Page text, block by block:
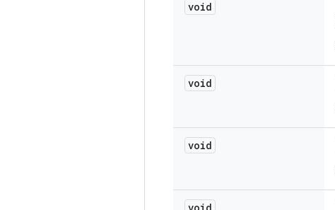
void
void
void